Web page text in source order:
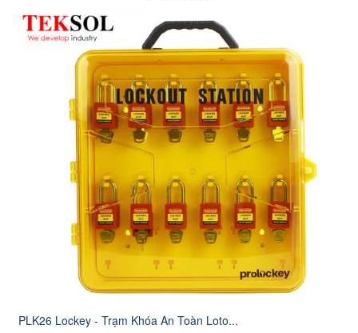
PLK26 Lockey - Trạm Khóa An Toàn Loto...